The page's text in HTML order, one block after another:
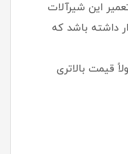
این شیرآلات
داشته باشد که
قیمت بالاتری